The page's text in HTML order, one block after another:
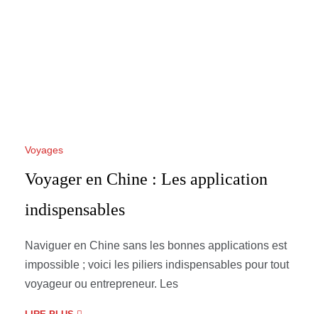
Voyages
Voyager en Chine : Les application
indispensables
Naviguer en Chine sans les bonnes applications est
impossible ; voici les piliers indispensables pour tout
voyageur ou entrepreneur. Les